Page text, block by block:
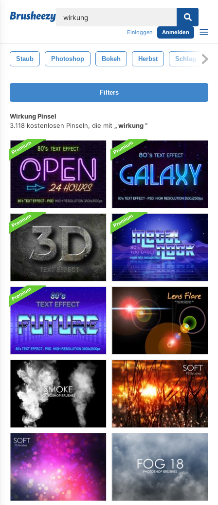
Einloggen Anmelden
Staub Photoshop Bokeh Herbst Schlag
Filters
Wirkung Pinsel
3.118 kostenlosen Pinseln, die mit
wirkung